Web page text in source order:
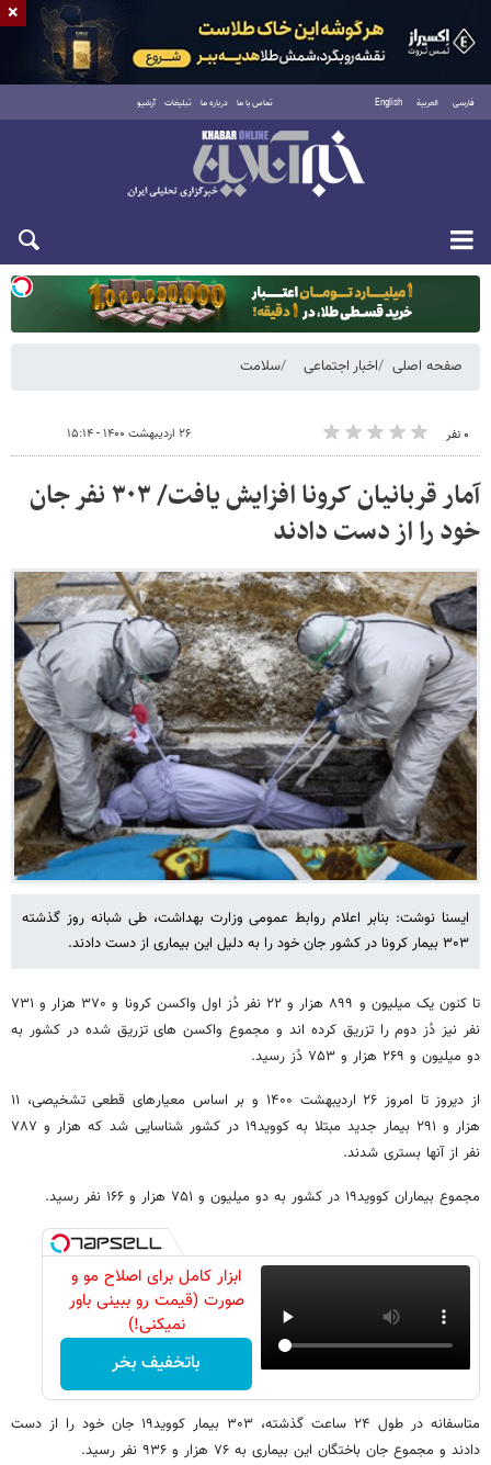
فارسی العربية English تماس با ما درباره ما تبلیغات آرشیو
یکشنبه ۱۸ مرداد ۱۴۰۵
صفحه اصلی اخبار اجتماعی سلامت
۰ نفر ۲۶ اردیبهشت ۱۴۰۰ - ۱۵:۱۴
آمار قربانیان کرونا افزایش یافت/ ۳۰۳ نفر جان
خود را از دست دادند
ایسنا نوشت: بنابر اعلام روابط عمومی وزارت بهداشت، طی شبانه روز گذشته
۳۰۳ بیمار کرونا در کشور جان خود را به دلیل این بیماری از دست دادند.
تا کنون یک میلیون و ۸۹۹ هزار و ۲۲ نفر دُز اول واکسن کرونا و ۳۷۰ هزار و ۷۳۱
نفر نیز دُز دوم را تزریق کرده اند و مجموع واکسن های تزریق شده در کشور به
دو میلیون و ۲۶۹ هزار و ۷۵۳ دُز رسید.
از دیروز تا امروز ۲۶ اردیبهشت ۱۴۰۰ و بر اساس معیارهای قطعی تشخیصی، ۱۱
هزار و ۲۹۱ بیمار جدید مبتلا به کووید۱۹ در کشور شناسایی شد که هزار و ۷۸۷
نفر از آنها بستری شدند.
مجموع بیماران کووید۱۹ در کشور به دو میلیون و ۷۵۱ هزار و ۱۶۶ نفر رسید.
ابزار کامل برای اصلاح مو و
صورت (قیمت رو ببینی باور
نمیکنی!)
باتخفیف بخر
متاسفانه در طول ۲۴ ساعت گذشته، ۳۰۳ بیمار کووید۱۹ جان خود را از دست
دادند و مجموع جان باختگان این بیماری به ۷۶ هزار و ۹۳۶ نفر رسید.
×